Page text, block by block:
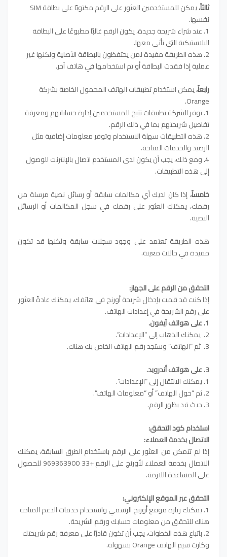
ثالثاً،
يمكن للمستخدمين العثور على الرقم مكتوبًا على بطاقة SIM
نفسها.
1. عند شراء شريحة جديدة، يكون الرقم غالبًا مطبوعًا على البطاقة
البلاستيكية التي تأتي معها.
2. هذه الطريقة مفيدة لمن يحتفظون بالبطاقة الأصلية ولكنها غير
عملية إذا فقدت البطاقة أو تم استخدامها في هاتف آخر.
رابعاً،يمكن استخدام تطبيقات الهاتف المحمول الخاصة بشركة
Orange.
1. توفر الشركة تطبيقات تتيح للمستخدمين إدارة حساباتهم ومعرفة
تفاصيل شريحتهم بما في ذلك الرقم.
2. هذه التطبيقات سهلة الاستخدام وتوفر معلومات إضافية مثل
الرصيد والخدمات المتاحة.
4. ومع ذلك، يجب أن يكون لدى المستخدم اتصال بالإنترنت للوصول
إلى هذه التطبيقات.
خامساً،إذا كان لديك أي مكالمات سابقة أو رسائل نصية مرسلة من
رقمك، يمكنك العثور على رقمك في سجل المكالمات أو الرسائل
النصية.
هذه الطريقة تعتمد على وجود سجلات سابقة ولكنها قد تكون
مفيدة في حالات معينة.
التحقق من الرقم على الجهاز:
إذا كنت قد قمت بإدخال شريحة أورنج في هاتفك، يمكنك عادةً العثور
على رقم الشريحة في إعدادات الهاتف.
1. على هواتف آيفون.
2. يمكنك الذهاب إلى “الإعدادات”.
3. ثم “الهاتف” وستجد رقم الهاتف الخاص بك هناك.
3. على هواتف أندرويد.
1. يمكنك الانتقال إلى “الإعدادات”.
2. ثم “حول الهاتف” أو “معلومات الهاتف”.
3. حيث قد يظهر الرقم.
استخدام كود التحقق:
الاتصال بخدمة العملاء:
إذا لم تتمكن من العثور على الرقم باستخدام الطرق السابقة، يمكنك
الاتصال بخدمة العملاء لأورنج على الرقم +33 969363900 للحصول
على المساعدة اللازمة.
التحقق عبر الموقع الإلكتروني:
1. يمكنك زيارة موقع أورنج الرسمي واستخدام خدمات الدعم المتاحة
هناك للتحقق من معلومات حسابك ورقم الشريحة.
2. باتباع هذه الخطوات، يجب أن تكون قادرًا على معرفة رقم شريحتك
وكارت سيم الهاتف Orange بسهولة.